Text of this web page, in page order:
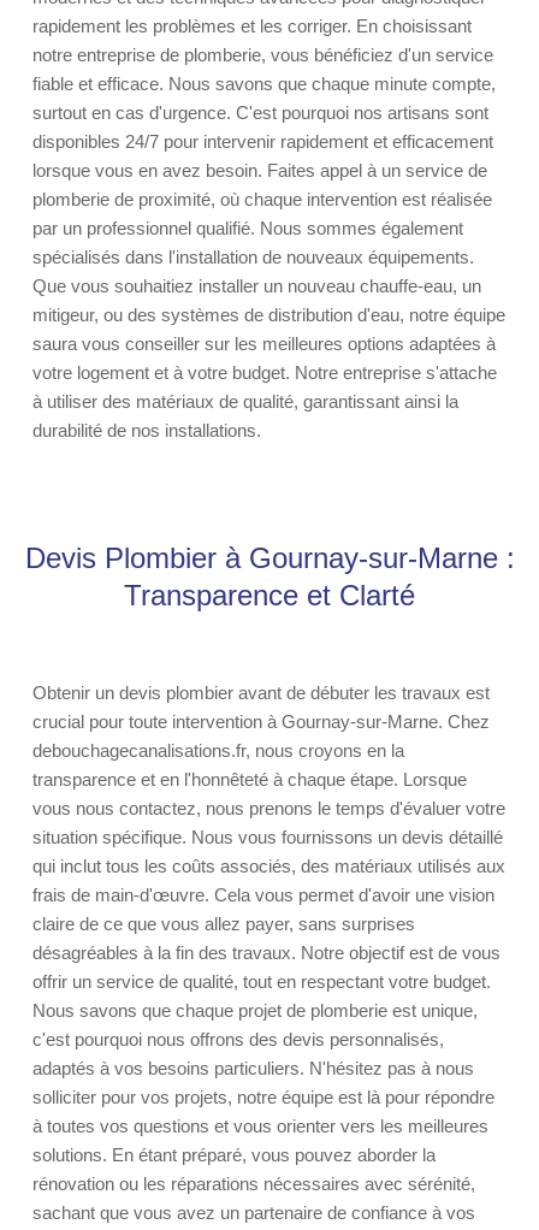
rapidement les problèmes et les corriger. En choisissant
notre entreprise de plomberie, vous bénéficiez d'un service
fiable et efficace. Nous savons que chaque minute compte,
surtout en cas d'urgence. C'est pourquoi nos artisans sont
disponibles 24/7 pour intervenir rapidement et efficacement
lorsque vous en avez besoin. Faites appel à un service de
plomberie de proximité, où chaque intervention est réalisée
par un professionnel qualifié. Nous sommes également
spécialisés dans l'installation de nouveaux équipements.
Que vous souhaitiez installer un nouveau chauffe-eau, un
mitigeur, ou des systèmes de distribution d'eau, notre équipe
saura vous conseiller sur les meilleures options adaptées à
votre logement et à votre budget. Notre entreprise s'attache
à utiliser des matériaux de qualité, garantissant ainsi la
durabilité de nos installations.
Devis Plombier à Gournay-sur-Marne :
Transparence et Clarté
Obtenir un devis plombier avant de débuter les travaux est
crucial pour toute intervention à Gournay-sur-Marne. Chez
debouchagecanalisations.fr, nous croyons en la
transparence et en l'honnêteté à chaque étape. Lorsque
vous nous contactez, nous prenons le temps d'évaluer votre
situation spécifique. Nous vous fournissons un devis détaillé
qui inclut tous les coûts associés, des matériaux utilisés aux
frais de main-d'œuvre. Cela vous permet d'avoir une vision
claire de ce que vous allez payer, sans surprises
désagréables à la fin des travaux. Notre objectif est de vous
offrir un service de qualité, tout en respectant votre budget.
Nous savons que chaque projet de plomberie est unique,
c'est pourquoi nous offrons des devis personnalisés,
adaptés à vos besoins particuliers. N'hésitez pas à nous
solliciter pour vos projets, notre équipe est là pour répondre
à toutes vos questions et vous orienter vers les meilleures
solutions. En étant préparé, vous pouvez aborder la
rénovation ou les réparations nécessaires avec sérénité,
sachant que vous avez un partenaire de confiance à vos